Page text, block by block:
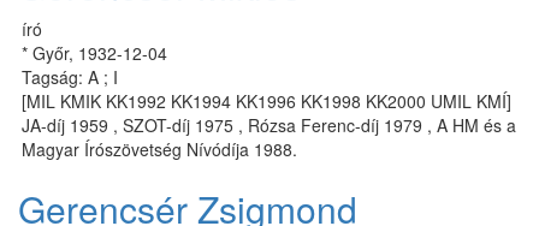
író
* Győr, 1932-12-04
Tagság: A ; I
[MIL KMIK KK1992 KK1994 KK1996 KK1998 KK2000 UMIL KMÍ]
JA-díj 1959 , SZOT-díj 1975 , Rózsa Ferenc-díj 1979 , A HM és a
Magyar Írószövetség Nívódíja 1988.
Gerencsér Zsigmond